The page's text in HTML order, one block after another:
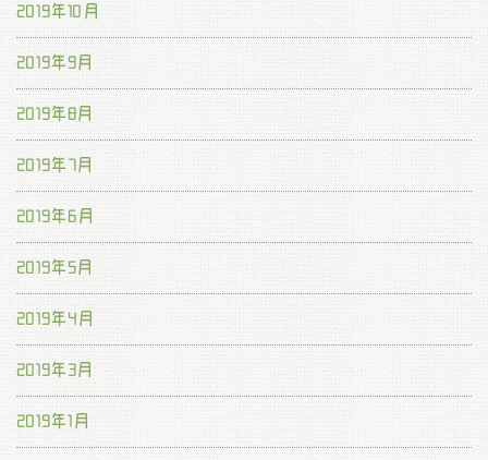
2019年10月
2019年9月
2019年8月
2019年7月
2019年6月
2019年5月
2019年4月
2019年3月
2019年1月